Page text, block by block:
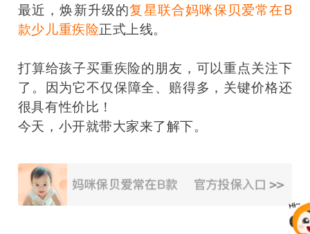
最近，焕新升级的复星联合妈咪保贝爱常在B
款少儿重疾险正式上线。
打算给孩子买重疾险的朋友，可以重点关注下
了。 因为它不仅保障全、赔得多，关键价格还
很具有性价比！
今天，小开就带大家来了解下。